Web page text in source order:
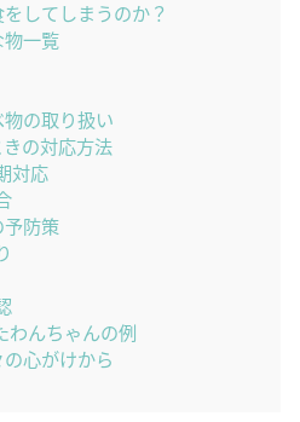
してしまうのか？
一覧
の取り扱い
の対応方法
対応
防策
わんちゃんの例
心がけから